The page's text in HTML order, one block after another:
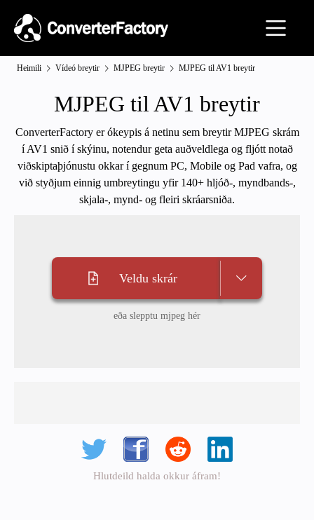
Heimili Vídeó breytir MJPEG breytir MJPEG til AV1 breytir
MJPEG til AV1 breytir
ConverterFactory er ókeypis á netinu sem breytir MJPEG skrám
í AV1 snið í skýinu, notendur geta auðveldlega og fljótt notað
viðskiptaþjónustu okkar í gegnum PC, Mobile og Pad vafra, og
við styðjum einnig umbreytingu yfir 140+ hljóð-, myndbands-,
skjala-, mynd- og fleiri skráarsniða.
Veldu skrár
eða slepptu mjpeg hér
Hlutdeild halda okkur áfram!